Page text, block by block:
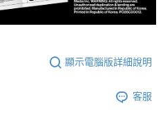
顯示電腦版詳細說明
客服